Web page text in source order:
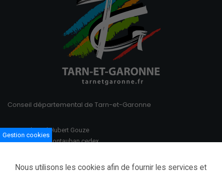
Conseil départemental de Tarn-et-Garonne
100 Boulevard Hubert Gouze
BP 783 82013 Montauban cedex
Gestion cookies
Nous utilisons les cookies afin de fournir les services et